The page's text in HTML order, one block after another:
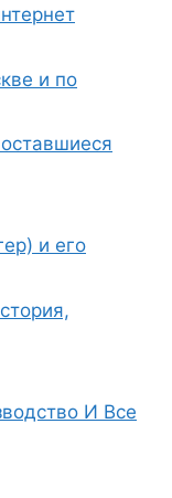
и по
и его
И Все